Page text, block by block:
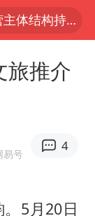
上半年我国经营主体结构持续优化
上海：5号线16号线浦江线全线停运
阵容官宣
国足U17与阿森纳决赛取消 并列冠军
决赛
旅推介
易号
4
5月20日